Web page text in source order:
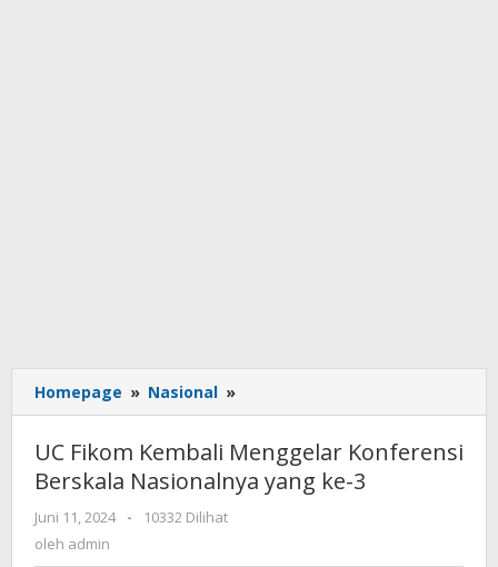
Homepage » Nasional »
Fikom
Menggelar
Konferensi
UC Fikom Kembali Menggelar Konferensi
Berskala Nasionalnya yang ke-3
Juni 11, 2024
oleh
-
10332 Dilihat
oleh admin